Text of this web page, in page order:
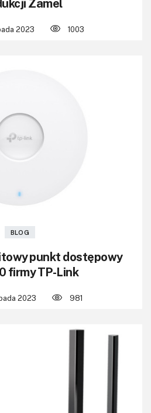
2023 1003
BLOG
punkt dostępowy
firmy TP-Link
2023 981